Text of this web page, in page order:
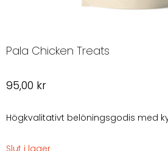
Pala Chicken Treats
95,00 kr
Högkvalitativt belöningsgodis med
Slut i lager